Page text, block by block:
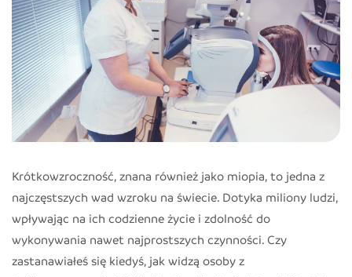
Krótkowzroczność, znana również jako miopia, to jedna z
najczęstszych wad wzroku na świecie. Dotyka miliony ludzi,
wpływając na ich codzienne życie i zdolność do
wykonywania nawet najprostszych czynności. Czy
zastanawiałeś się kiedyś, jak widzą osoby z